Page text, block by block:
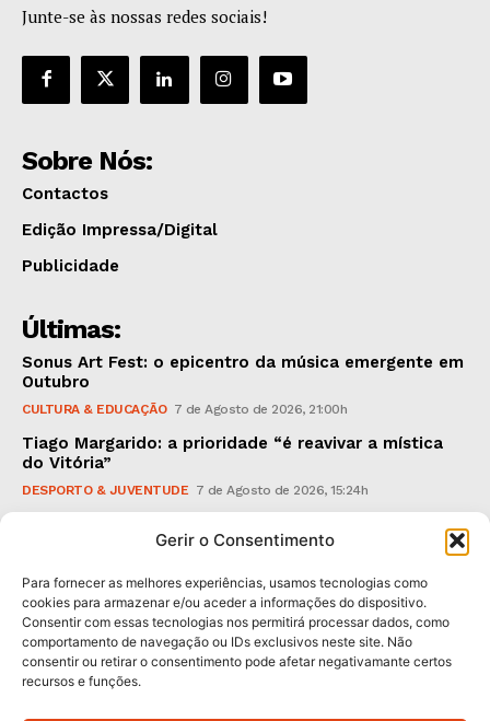
Gerir o Consentimento
Para fornecer as melhores experiências, usamos tecnologias como
cookies para armazenar e/ou aceder a informações do dispositivo.
Consentir com essas tecnologias nos permitirá processar dados, como
comportamento de navegação ou IDs exclusivos neste site. Não
consentir ou retirar o consentimento pode afetar negativamante certos
recursos e funções.
Junte-se às nossas redes sociais!
Sobre Nós:
Contactos
Edição Impressa/Digital
Publicidade
Últimas:
Sonus Art Fest: o epicentro da música emergente em
Outubro
CULTURA & EDUCAÇÃO 7 de Agosto de 2026, 21:00h
Tiago Margarido: a prioridade “é reavivar a mística
do Vitória”
DESPORTO & JUVENTUDE 7 de Agosto de 2026, 15:24h
caudais e antecipa situações de risco
Subscreva Newsletter: